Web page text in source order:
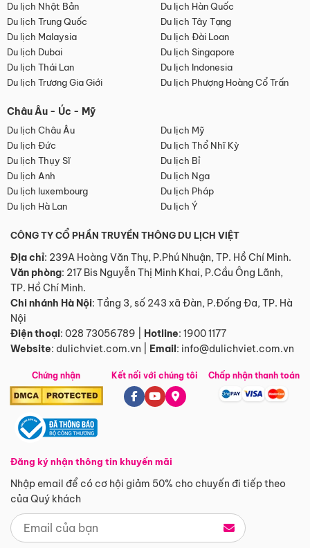
Du lịch Nhật Bản
Du lịch Hàn Quốc
Du lịch Trung Quốc
Du lịch Tây Tạng
Du lịch Malaysia
Du lịch Đài Loan
Du lịch Dubai
Du lịch Singapore
Du lịch Thái Lan
Du lịch Indonesia
Du lịch Trương Gia Giới
Du lịch Phượng Hoàng Cổ Trấn
Châu Âu - Úc - Mỹ
Du lịch Châu Âu
Du lịch Mỹ
Du lịch Đức
Du lịch Thổ Nhĩ Kỳ
Du lịch Thụy Sĩ
Du lịch Bỉ
Du lịch Anh
Du lịch Nga
Du lịch luxembourg
Du lịch Pháp
Du lịch Hà Lan
Du lịch Ý
CÔNG TY CỔ PHẦN TRUYỀN THÔNG DU LỊCH VIỆT
Địa chỉ: 239A Hoàng Văn Thụ, P.Phú Nhuận, TP. Hồ Chí Minh.
Văn phòng: 217 Bis Nguyễn Thị Minh Khai, P.Cầu Ông Lãnh,
TP. Hồ Chí Minh.
Chi nhánh Hà Nội: Tầng 3, số 243 xã Đàn, P.Đống Đa, TP. Hà
Nội
Điện thoại: 028 73056789 Hotline: 1900 1177
Website: dulichviet.com.vn Email: info@dulichviet.com.vn
Chứng nhận
Đăng ký nhận thông tin khuyến mãi
Nhập email để có cơ hội giảm 50% cho chuyến đi tiếp theo
của Quý khách
Kết nối với chúng tôi Chấp nhận thanh toán